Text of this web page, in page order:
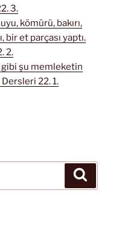
3.
kömürü, bakırı,
bir et parçası yaptı.
2.
gibi şu memleketin
22. 1.